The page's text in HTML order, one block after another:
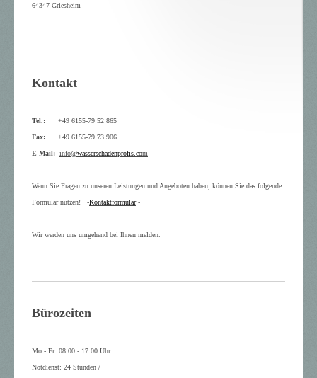
64347 Griesheim
Kontakt
Tel.: +49 6155-79 52 865
Fax: +49 6155-79 73 906
E-Mail: info@wasserschadenprofis.com
Wenn Sie Fragen zu unseren Leistungen und Angeboten haben, können Sie das folgende
Formular nutzen! -Kontaktformular-
Wir werden uns umgehend bei Ihnen melden.
Bürozeiten
Mo - Fr 08:00 - 17:00 Uhr
Notdienst: 24 Stunden /